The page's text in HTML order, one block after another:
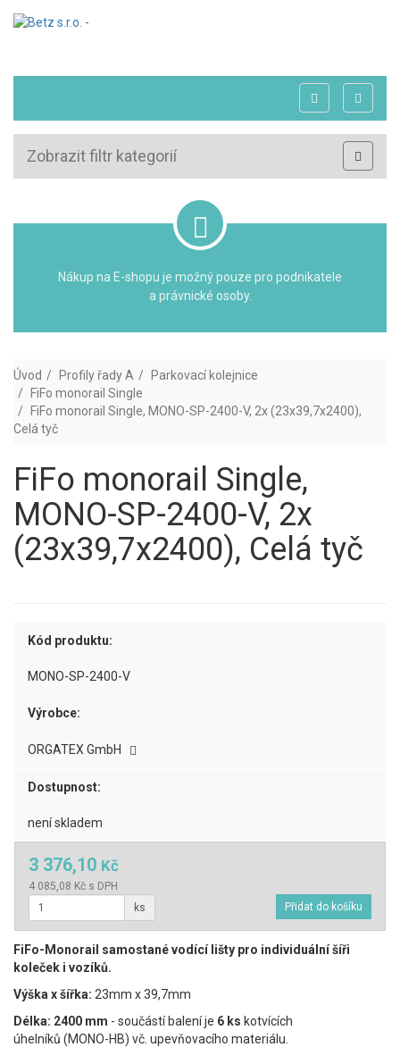
Zobrazit filtr kategorií
Nákup na E-shopu je možný pouze pro podnikatele
a právnické osoby.
Úvod Profily řady A
Parkovací kolejnice
FiFo monorail Single
FiFo monorail Single, MONO-SP-2400-V, 2x (23x39,7x2400),
Celá tyč
FiFo monorail Single,
MONO-SP-2400-V, 2x
(23x39,7x2400), Celá tyč
Kód produktu:
MONO-SP-2400-V
Výrobce:
ORGATEX GmbH
Dostupnost:
není skladem
3 376,10 Kč
4 085,08 Kč s DPH
ks
FiFo-Monorail samostané vodící lišty pro individuální šíři
koleček i vozíků.
Výška x šířka: 23mm x 39,7mm
Délka: 2400 mm - součástí balení je 6 ks kotvících
úhelníků (MONO-HB) vč. upevňovacího materiálu.